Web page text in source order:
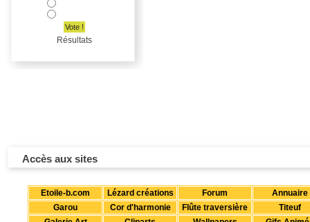
Vote !
Résultats
Accès aux sites
Etoile-b.com Lézard créations Forum
Annuaire
Garou
Cor d'harmonie Flûte traversière
Titeuf